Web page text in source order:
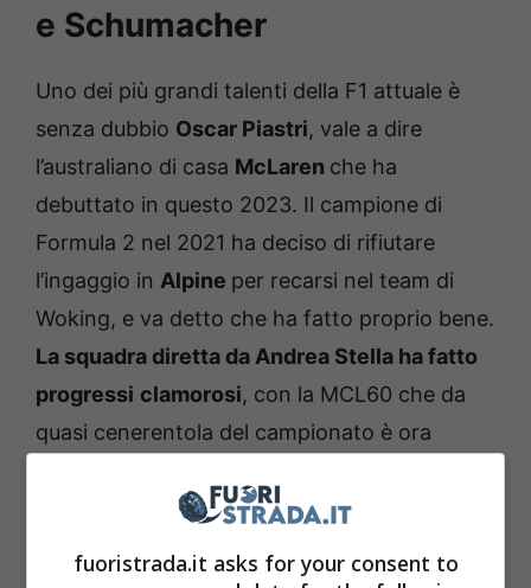
e Schumacher
Uno dei più grandi talenti della F1 attuale è
senza dubbio Oscar Piastri, vale a dire
l’australiano di casa McLaren che ha
debuttato in questo 2023. Il campione di
Formula 2 nel 2021 ha deciso di rifiutare
l’ingaggio in Alpine per recarsi nel team di
Woking, e va detto che ha fatto proprio bene.
La squadra diretta da Andrea Stella ha fatto
progressi clamorosi, con la MCL60 che da
quasi cenerentola del campionato è ora
fuoristrada.it asks for your consent to